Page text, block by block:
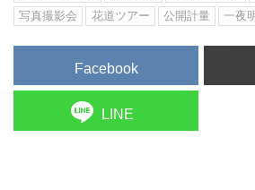
写真撮影会
花道ツアー 公開計量 一夜
Facebook
LINE